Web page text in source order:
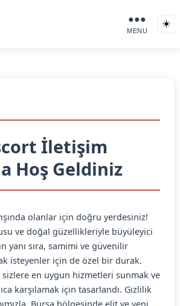
●●●
MENU
☀️
İletişim
Hoş Geldiniz
olanlar için doğru yerdesiniz!
ve doğal güzellikleriyle büyüleyici
yanı sıra, samimi ve güvenilir
isteyenler için de özel bir durak.
sizlere en uygun hizmetleri sunmak ve
karşılamak için tasarlandı. Gizlilik